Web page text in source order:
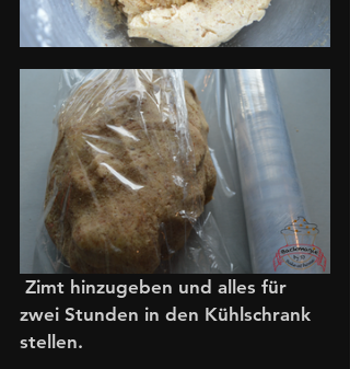
zwei Stunden in den Kühlschrank
stellen.